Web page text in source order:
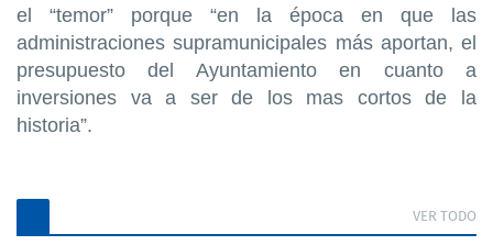
el “temor” porque “en la época en que las
administraciones supramunicipales más aportan, el
presupuesto del Ayuntamiento en cuanto a
inversiones va a ser de los mas cortos de la
historia”.
VER TODO